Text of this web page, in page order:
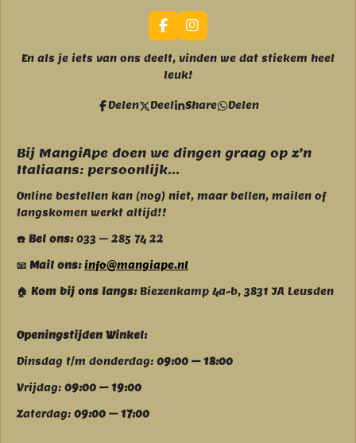
F
a
c
e
b
o
I
n
s
t
a
r
En als je iets van ons deelt, vinden we dat stiekem heel
leuk!
Delen Deel Share Delen
Bij MangiApe doen we dingen graag op z’n
Italiaans: persoonlijk...
Online bestellen kan (nog) niet, maar bellen, mailen of
langskomen werkt altijd!!
☎️ Bel ons: 033 – 285 74 22
📧 Mail ons: info@mangiape.nl
🏠 Kom bij ons langs: Biezenkamp 4a-b, 3831 JA Leusden
Openingstijden Winkel:
Dinsdag t/m donderdag: 09:00 – 18:00
Vrijdag: 09:00 – 19:00
Zaterdag: 09:00 – 17:00